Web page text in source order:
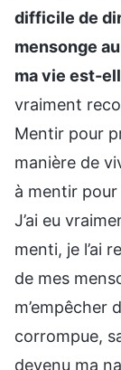
difficile de
mensonge
ma vie est-
vraiment
Mentir pour
manière de
à mentir
J’ai eu
menti, je l’ai
de mes
m’empêcher
corrompue,
devenu ma